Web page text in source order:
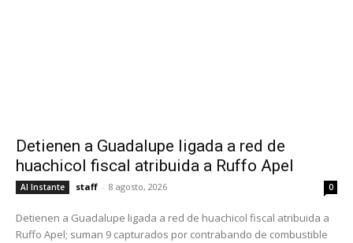
Detienen a Guadalupe ligada a red de
huachicol fiscal atribuida a Ruffo Apel
Al Instante staff - 8 agosto, 2026 0
Detienen a Guadalupe ligada a red de huachicol fiscal atribuida a
Ruffo Apel; suman 9 capturados por contrabando de combustible